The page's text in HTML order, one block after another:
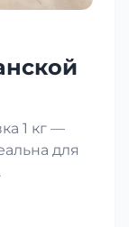
1 кг —
для